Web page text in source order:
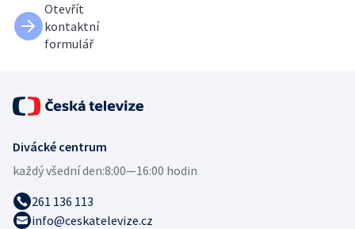
Otevřít
kontaktní
formulář
Divácké centrum
každý všední den:8:00—16:00 hodin
261 136 113
info@ceskatelevize.cz